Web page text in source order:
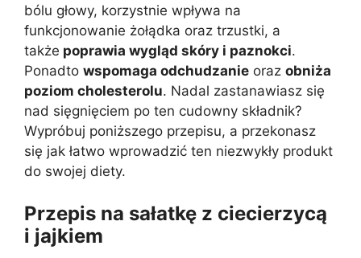
bólu głowy, korzystnie wpływa na
funkcjonowanie żołądka oraz trzustki, a
także poprawia wygląd skóry i paznokci.
Ponadto wspomaga odchudzanie oraz obniża
poziom cholesterolu. Nadal zastanawiasz się
nad sięgnięciem po ten cudowny składnik?
Wypróbuj poniższego przepisu, a przekonasz
się jak łatwo wprowadzić ten niezwykły produkt
do swojej diety.
Przepis na sałatkę z ciecierzycą
i jajkiem